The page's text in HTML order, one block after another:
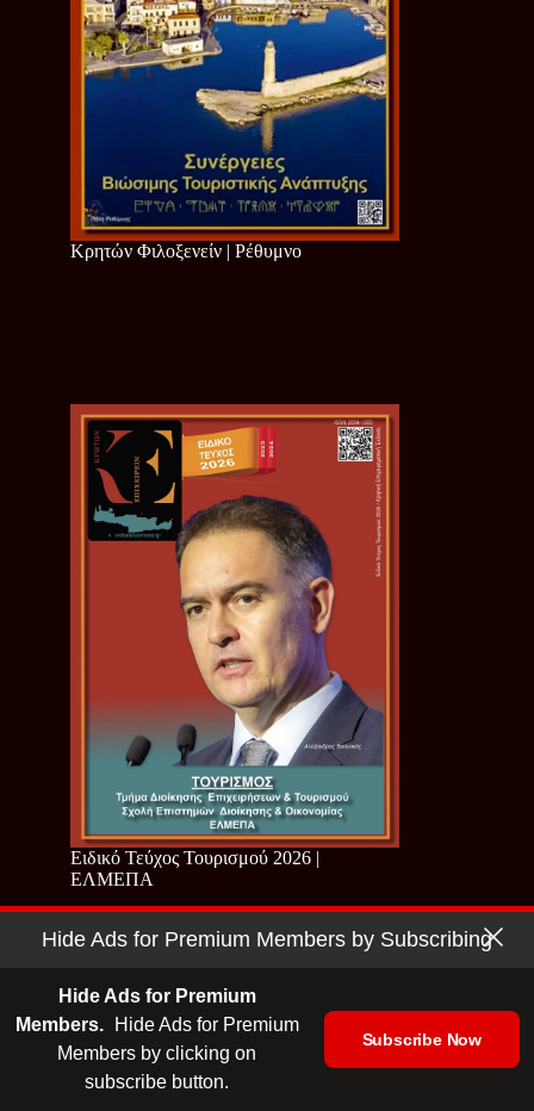
Κρητών Φιλοξενείν | Ρέθυμνο
Ειδικό Τεύχος Τουρισμού 2026 |
ΕΛΜΕΠΑ
Hide Ads for Premium Members by Subscribing
Hide Ads for Premium
Members.
Hide Ads for Premium
Members by clicking on
subscribe button.
Subscribe Now